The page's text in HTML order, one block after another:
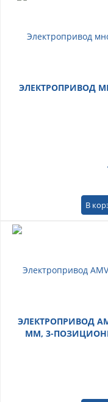
ЭЛЕКТРОПРИВОД
В
ЭЛЕКТРОПРИВОД
ММ, 3-